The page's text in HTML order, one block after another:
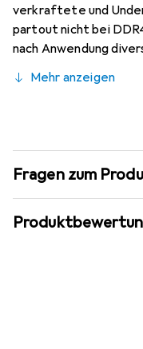
verkraftete und
partout nicht bei
nach Anwendung
Mehr anzeigen
Fragen zum